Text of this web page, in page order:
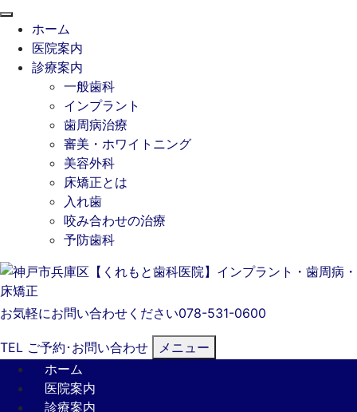
ホーム
医院案内
診療案内
一般歯科
インプラント
歯周病治療
審美・ホワイトニング
美容外科
床矯正とは
入れ歯
咬み合わせの治療
予防歯科
お気軽にお問い合わせください078-531-0600
TEL ご予約･ お問い合わせ
メニュー
ホーム
医院案内
診療案内